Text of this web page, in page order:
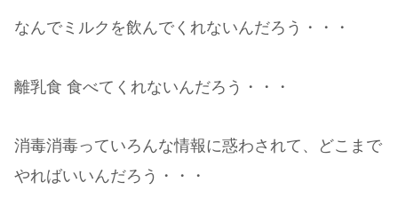
なんでミルクを飲んでくれないんだろう・・・
離乳食 食べてくれないんだろう・・・
消毒消毒っていろんな情報に惑わされて、どこまで
やればいいんだろう・・・